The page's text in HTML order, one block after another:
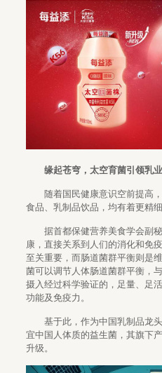
缘起苍穹，太空育菌引领乳
随着国民健康意识空前提高
食品、乳制品饮品，均有着更精
据首都保健营养美食学会副
康，直接关系到人们的消化和免
至关重要，而肠道菌群平衡则是
菌可以调节人体肠道菌群平衡，
摄入经过科学验证的，足量、足
功能及免疫力。
基于此，作为中国乳制品龙
宜中国人体质的益生菌，其旗下
升级。